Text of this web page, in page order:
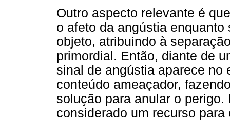
Outro aspecto relevante é
o afeto da angústia
objeto, atribuindo à
primordial. Então, diante de
sinal de angústia aparece no
conteúdo ameaçador,
solução para anular o
considerado um recurso